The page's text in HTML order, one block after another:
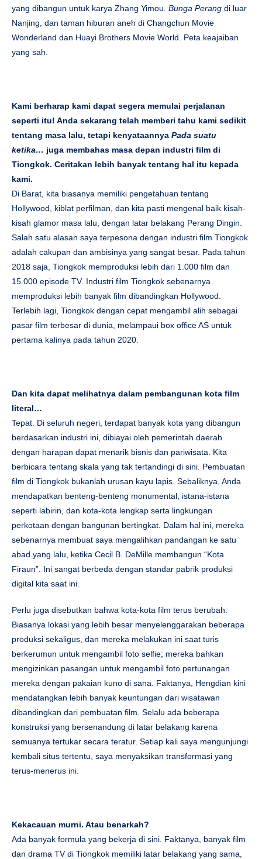
yang dibangun untuk karya Zhang Yimou. Bunga Perang di luar
Nanjing, dan taman hiburan aneh di Changchun Movie
Wonderland dan Huayi Brothers Movie World. Peta keajaiban
yang sah.
Kami berharap kami dapat segera memulai perjalanan
seperti itu! Anda sekarang telah memberi tahu kami sedikit
tentang masa lalu, tetapi kenyataannya Pada suatu
ketika… juga membahas masa depan industri film di
Tiongkok. Ceritakan lebih banyak tentang hal itu kepada
kami.
Di Barat, kita biasanya memiliki pengetahuan tentang
Hollywood, kiblat perfilman, dan kita pasti mengenal baik kisah-
kisah glamor masa lalu, dengan latar belakang Perang Dingin.
Salah satu alasan saya terpesona dengan industri film Tiongkok
adalah cakupan dan ambisinya yang sangat besar. Pada tahun
2018 saja, Tiongkok memproduksi lebih dari 1.000 film dan
15.000 episode TV. Industri film Tiongkok sebenarnya
memproduksi lebih banyak film dibandingkan Hollywood.
Terlebih lagi, Tiongkok dengan cepat mengambil alih sebagai
pasar film terbesar di dunia, melampaui box office AS untuk
pertama kalinya pada tahun 2020.
Dan kita dapat melihatnya dalam pembangunan kota film
literal…
Tepat. Di seluruh negeri, terdapat banyak kota yang dibangun
berdasarkan industri ini, dibiayai oleh pemerintah daerah
dengan harapan dapat menarik bisnis dan pariwisata. Kita
berbicara tentang skala yang tak tertandingi di sini. Pembuatan
film di Tiongkok bukanlah urusan kayu lapis. Sebaliknya, Anda
mendapatkan benteng-benteng monumental, istana-istana
seperti labirin, dan kota-kota lengkap serta lingkungan
perkotaan dengan bangunan bertingkat. Dalam hal ini, mereka
sebenarnya membuat saya mengalihkan pandangan ke satu
abad yang lalu, ketika Cecil B. DeMille membangun “Kota
Firaun”. Ini sangat berbeda dengan standar pabrik produksi
digital kita saat ini.
Perlu juga disebutkan bahwa kota-kota film terus berubah.
Biasanya lokasi yang lebih besar menyelenggarakan beberapa
produksi sekaligus, dan mereka melakukan ini saat turis
berkerumun untuk mengambil foto selfie; mereka bahkan
mengizinkan pasangan untuk mengambil foto pertunangan
mereka dengan pakaian kuno di sana. Faktanya, Hengdian kini
mendatangkan lebih banyak keuntungan dari wisatawan
dibandingkan dari pembuatan film. Selalu ada beberapa
konstruksi yang bersenandung di latar belakang karena
semuanya tertukar secara teratur. Setiap kali saya mengunjungi
kembali situs tertentu, saya menyaksikan transformasi yang
terus-menerus ini.
Kekacauan murni. Atau benarkah?
Ada banyak formula yang bekerja di sini. Faktanya, banyak film
dan drama TV di Tiongkok memiliki latar belakang yang sama,